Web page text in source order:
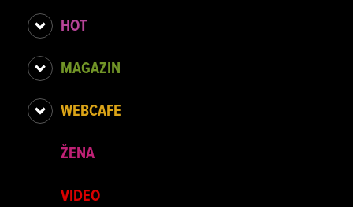
HOT
MAGAZIN
WEBCAFE
ŽENA
VIDEO